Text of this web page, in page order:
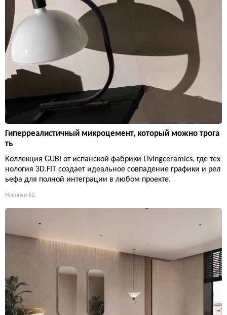
Гиперреалистичный микроцемент, который можно трога
ть
Коллекция GUBI от испанской фабрики Livingceramics, где тех
нология 3D.FIT создает идеальное совпадение графики и рел
ьефа для полной интеграции в любом проекте.
Новинки 62